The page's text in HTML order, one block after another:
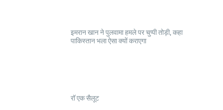
इमरान खान ने पुलवामा हमले पर चुप्पी तोड़ी, कहा
पाकिस्तान भला ऐसा क्यों कराएगा
रॉ एक सैलूट